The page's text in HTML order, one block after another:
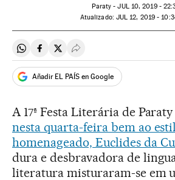
Paraty -JUL10, 2019 -
atualizado: JUL 12, 2019 -
Compartir en Whatsapp
Compartir en Facebook
Compartir en Twitter
Desplegar Redes
Añadir EL PAÍS en Google
A 17ª Festa Literária de
nesta quarta-feira bem ao
homenageado, Euclides da
dura e desbravadora de
literatura misturaram-se em